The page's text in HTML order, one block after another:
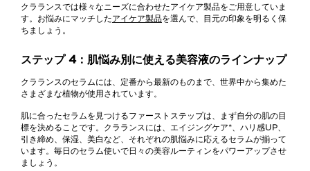
クラランスでは様々なニーズに合わせたアイケア製品をご用意していま
す。お悩みにマッチしたアイケア製品を選んで、目元の印象を明るく保
ちましょう。
ステップ 4：肌悩み別に使える美容液のラインナップ
クラランスのセラムには、定番から最新のものまで、世界中から集めた
さまざまな植物が使用されています。
肌に合ったセラムを見つけるファーストステップは、まず自分の肌の目
標を決めることです。クラランスには、エイジングケア*、ハリ感UP、
引き締め、保湿、美白など、それぞれの肌悩みに応えるセラムが揃って
います。毎日のセラム使いで日々の美容ルーティンをパワーアップさせ
ましょう。